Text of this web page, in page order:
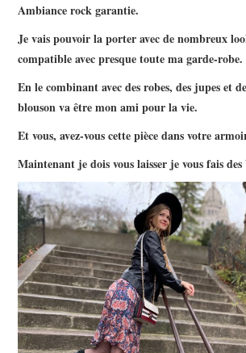
Ambiance rock garantie.
Je vais pouvoir la porter avec de nombreux
compatible avec presque toute ma garde-robe.
En le combinant avec des robes, des jupes et
blouson va être mon ami pour la vie.
Et vous, avez-vous cette pièce dans votre
Maintenant je dois vous laisser je vous fais